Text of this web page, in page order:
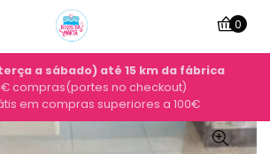
a sábado) até 15 km da fábrica
€ compras(portes no checkout)
em compras superiores a 100€
0